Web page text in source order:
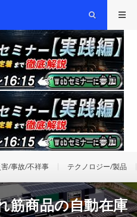
害/事故/不祥事 テクノロジー/製品
筋商品の自動在庫